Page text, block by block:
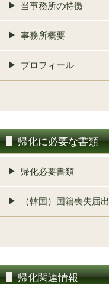
当事務所の特徴
事務所概要
プロフィール
帰化に必要な書類
帰化必要書類
（韓国）国籍喪失届
帰化関連情報